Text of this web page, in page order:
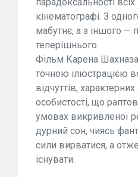
кінематографі. З
мабутнє, а з іншого —
теперішнього.
Фільм Карена
точною ілюстрацією
відчуттів,
особистості, що
умовах викривленої
дурний сон, чиясь
сили вирватися, а
існувати.